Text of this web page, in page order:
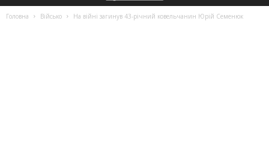
Головна Військо На війні загинув 43-річний ковельчанин Юрій Семенюк